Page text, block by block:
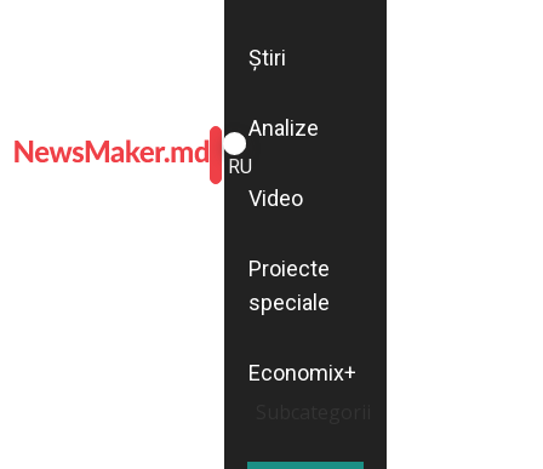
ROMÂNĂ
RU
Știri
Analize
Video
Proiecte
speciale
Economix+